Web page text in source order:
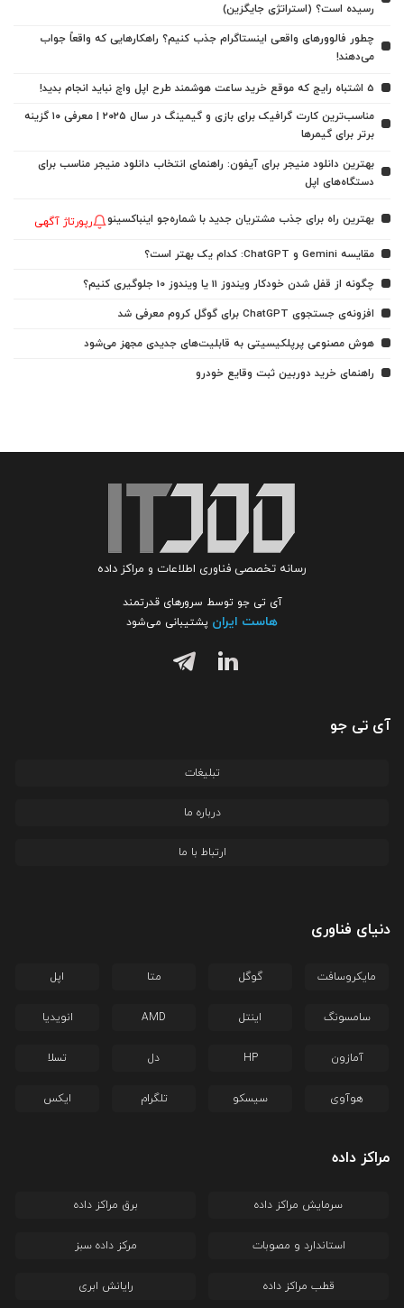
رسیده است؟ (استراتژی جایگزین)
چطور فالوورهای واقعی اینستاگرام جذب کنیم؟ راهکارهایی که واقعاً جواب
می‌دهند!
5 اشتباه رایج که موقع خرید ساعت هوشمند طرح اپل واچ نباید انجام بدید!
مناسب‌ترین کارت گرافیک برای بازی و گیمینگ در سال ۲۰۲۵ | معرفی ۱۰ گزینه
برتر برای گیمرها
بهترین دانلود منیجر برای آیفون: راهنمای انتخاب دانلود منیجر مناسب برای
دستگاه‌های اپل
بهترین راه برای جذب مشتریان جدید با شماره‌جو اینباکسینو رپورتاژ آگهی
مقایسه Gemini و ChatGPT: کدام یک بهتر است؟
چگونه از قفل شدن خودکار ویندوز 11 یا ویندوز 10 جلوگیری کنیم؟
افزونه‌ی جستجوی ChatGPT برای گوگل کروم معرفی شد
هوش مصنوعی پرپلکیسیتی به قابلیت‌های جدیدی مجهز می‌شود
راهنمای خرید دوربین ثبت وقایع خودرو
رسانه تخصصی فناوری اطلاعات و مراکز داده
آی تی جو توسط سرورهای قدرتمند
هاست ایران پشتیبانی می‌شود
آی تی جو
تبلیغات
درباره ما
ارتباط با ما
دنیای فناوری
مایکروسافت گوگل متا اپل
سامسونگ اینتل AMD انویدیا
آمازون HP دل تسلا
هوآوی سیسکو تلگرام ایکس
مراکز داده
سرمایش مراکز داده برق مراکز داده
استاندارد و مصوبات مرکز داده سبز
قطب مراکز داده رایانش ابری